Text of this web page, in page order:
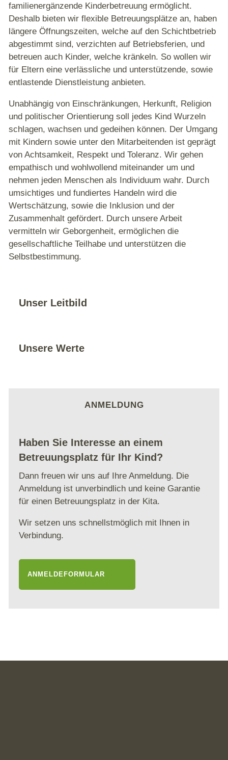
familienergänzende Kinderbetreuung ermöglicht.
Deshalb bieten wir flexible Betreuungsplätze an, haben
längere Öffnungszeiten, welche auf den Schichtbetrieb
abgestimmt sind, verzichten auf Betriebsferien, und
betreuen auch Kinder, welche kränkeln. So wollen wir
für Eltern eine verlässliche und unterstützende, sowie
entlastende Dienstleistung anbieten.
Unabhängig von Einschränkungen, Herkunft, Religion
und politischer Orientierung soll jedes Kind Wurzeln
schlagen, wachsen und gedeihen können. Der Umgang
mit Kindern sowie unter den Mitarbeitenden ist geprägt
von Achtsamkeit, Respekt und Toleranz. Wir gehen
empathisch und wohlwollend miteinander um und
nehmen jeden Menschen als Individuum wahr. Durch
umsichtiges und fundiertes Handeln wird die
Wertschätzung, sowie die Inklusion und der
Zusammenhalt gefördert. Durch unsere Arbeit
vermitteln wir Geborgenheit, ermöglichen die
gesellschaftliche Teilhabe und unterstützen die
Selbstbestimmung.
Unser Leitbild
Unsere Werte
ANMELDUNG
Haben Sie Interesse an einem
Betreuungsplatz für Ihr Kind?
Dann freuen wir uns auf Ihre Anmeldung. Die
Anmeldung ist unverbindlich und keine Garantie
für einen Betreuungsplatz in der Kita.
Wir setzen uns schnellstmöglich mit Ihnen in
Verbindung.
ANMELDEFORMULAR